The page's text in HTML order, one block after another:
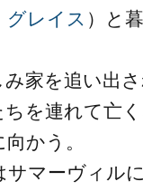
グレイス ）と
家を追い出
ちを連れて亡
かう。
サマーヴィル